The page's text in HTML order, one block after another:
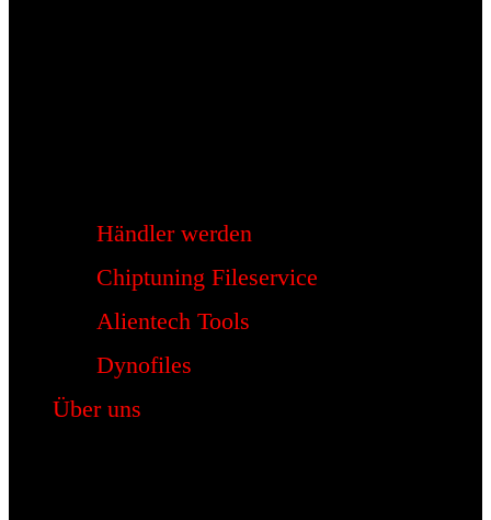
Händler werden
Chiptuning Fileservice
Alientech Tools
Dynofiles
Über uns